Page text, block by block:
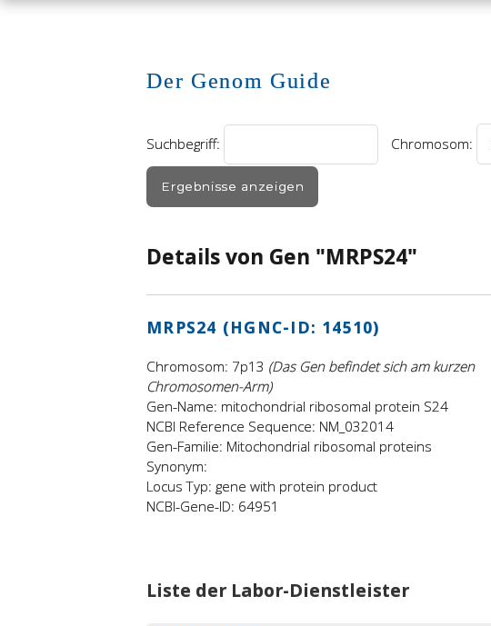
Der Genom Guide
Suchbegriff: Chromosom:
Details von Gen "MRPS24"
MRPS24 (HGNC-ID: 14510)
Chromosom: 7p13 (Das Gen befindet sich am kurzen
Chromosomen-Arm)
Gen-Name: mitochondrial ribosomal protein S24
NCBI Reference Sequence: NM_032014
Gen-Familie: Mitochondrial ribosomal proteins
Synonym:
Locus Typ: gene with protein product
NCBI-Gene-ID: 64951
Liste der Labor-Dienstleister